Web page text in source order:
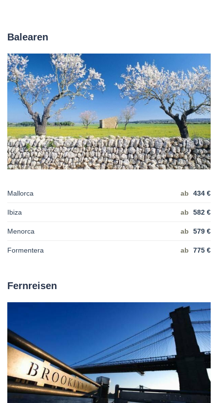
Balearen
Mallorca ab 434 €
Ibiza ab 582 €
Menorca ab 579 €
Formentera ab 775 €
Fernreisen